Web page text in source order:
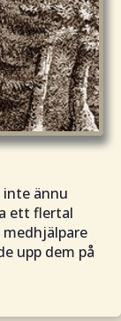
ännu
ett flertal
upp dem på